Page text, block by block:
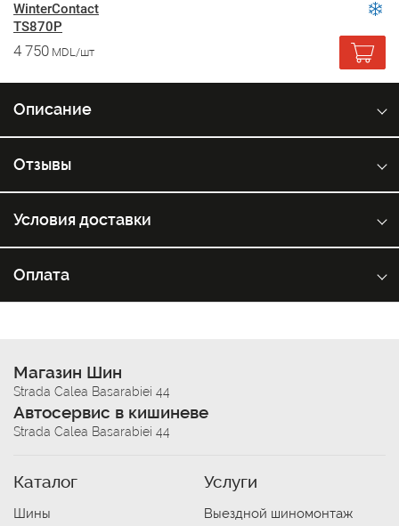
WinterContact
TS870P
4 750 MDL/шт
Описание
Отзывы
Условия доставки
Оплата
Магазин Шин
Strada Calea Basarabiei 44
Автосервис в кишиневе
Strada Calea Basarabiei 44
Каталог
Шины
Услуги
Выездной шиномонтаж